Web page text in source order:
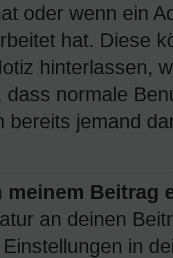
oder wenn ein
hat. Diese
hinterlassen,
dass normale
bereits jemand
meinem Beitrag
an deinen
in